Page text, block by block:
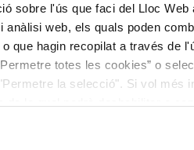
sobre l'ús que faci del Lloc Web
web, els quals poden
que hagin recopilat a través de
totes les cookies” o
la selecció". Si vol més
descomptes:
de la Música Catalana
de concerts col·laboradors